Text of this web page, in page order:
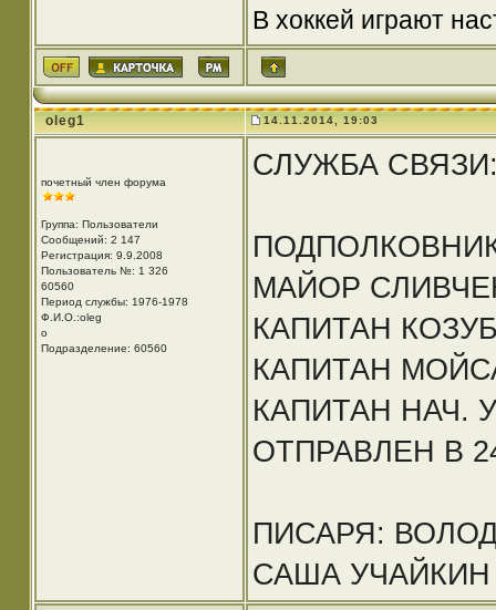
В хоккей играют
oleg1 14.11.2014, 19:03
почетный член форума
Группа: Пользователи
Сообщений: 2 147
Регистрация: 9.9.2008
Пользователь №: 1 326
60560
Период службы: 1976-1978
Ф.И.О.:oleg
o
Подразделение: 60560
СЛУЖБА
МАЙОР
КАПИТАН
КАПИТАН
КАПИТАН НАЧ.
ОТПРАВЛЕН В
ПИСАРЯ:
САША УЧАЙКИН